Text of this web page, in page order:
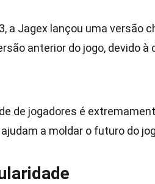
a Jagex lançou uma versão
anterior do jogo, devido
de jogadores é
a moldar o futuro do